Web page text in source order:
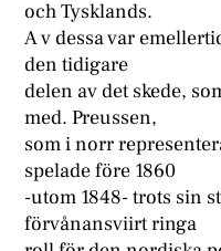
och Tysklands.
A v dessa var
den tidigare
delen av det skede,
med. Preussen,
som i norr
spelade före 1860
-utom 1848- trots sin
förvånansviirt ringa